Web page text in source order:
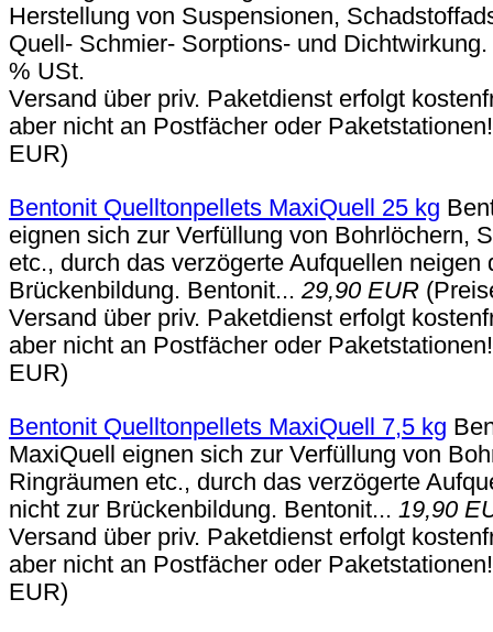
Herstellung von Suspensionen,
Quell- Schmier- Sorptions- und Dichtwirkung.
% USt.
Versand über priv. Paketdienst erfolgt
aber nicht an Postfächer oder
EUR)
Bentonit Quelltonpellets MaxiQuell 25 kg
eignen sich zur Verfüllung von Bohrlöchern,
etc., durch das verzögerte Aufquellen neigen
Brückenbildung. Bentonit... 29,90 EUR
Versand über priv. Paketdienst erfolgt
aber nicht an Postfächer oder
EUR)
Bentonit Quelltonpellets MaxiQuell 7,5 kg
MaxiQuell eignen sich zur Verfüllung von
Ringräumen etc., durch das verzögerte
nicht zur Brückenbildung. Bentonit... 19,90
Versand über priv. Paketdienst erfolgt
aber nicht an Postfächer oder
EUR)